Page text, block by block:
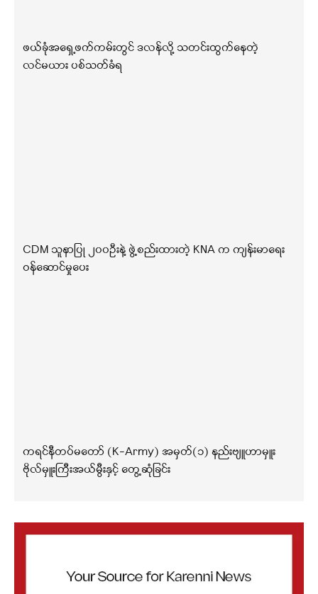
ဖယ်ခုံအရှေ့ဖက်ကမ်းတွင် ဒလန်လို့ သတင်းထွက်နေတဲ့
လင်မယား ပစ်သတ်ခံရ
CDM သူနာပြု ၂၀၀ဦးနဲ့ ဖွဲ့စည်းထားတဲ့ KNA က ကျန်းမာရေး
ဝန်ဆောင်မှုပေး
ကရင်နီတပ်မတော် (K-Army) အမှတ်(၁) နည်းဗျူဟာမှူး
ဗိုလ်မှူးကြီးအယ်မွီးနှင့် တွေ့ဆုံခြင်း